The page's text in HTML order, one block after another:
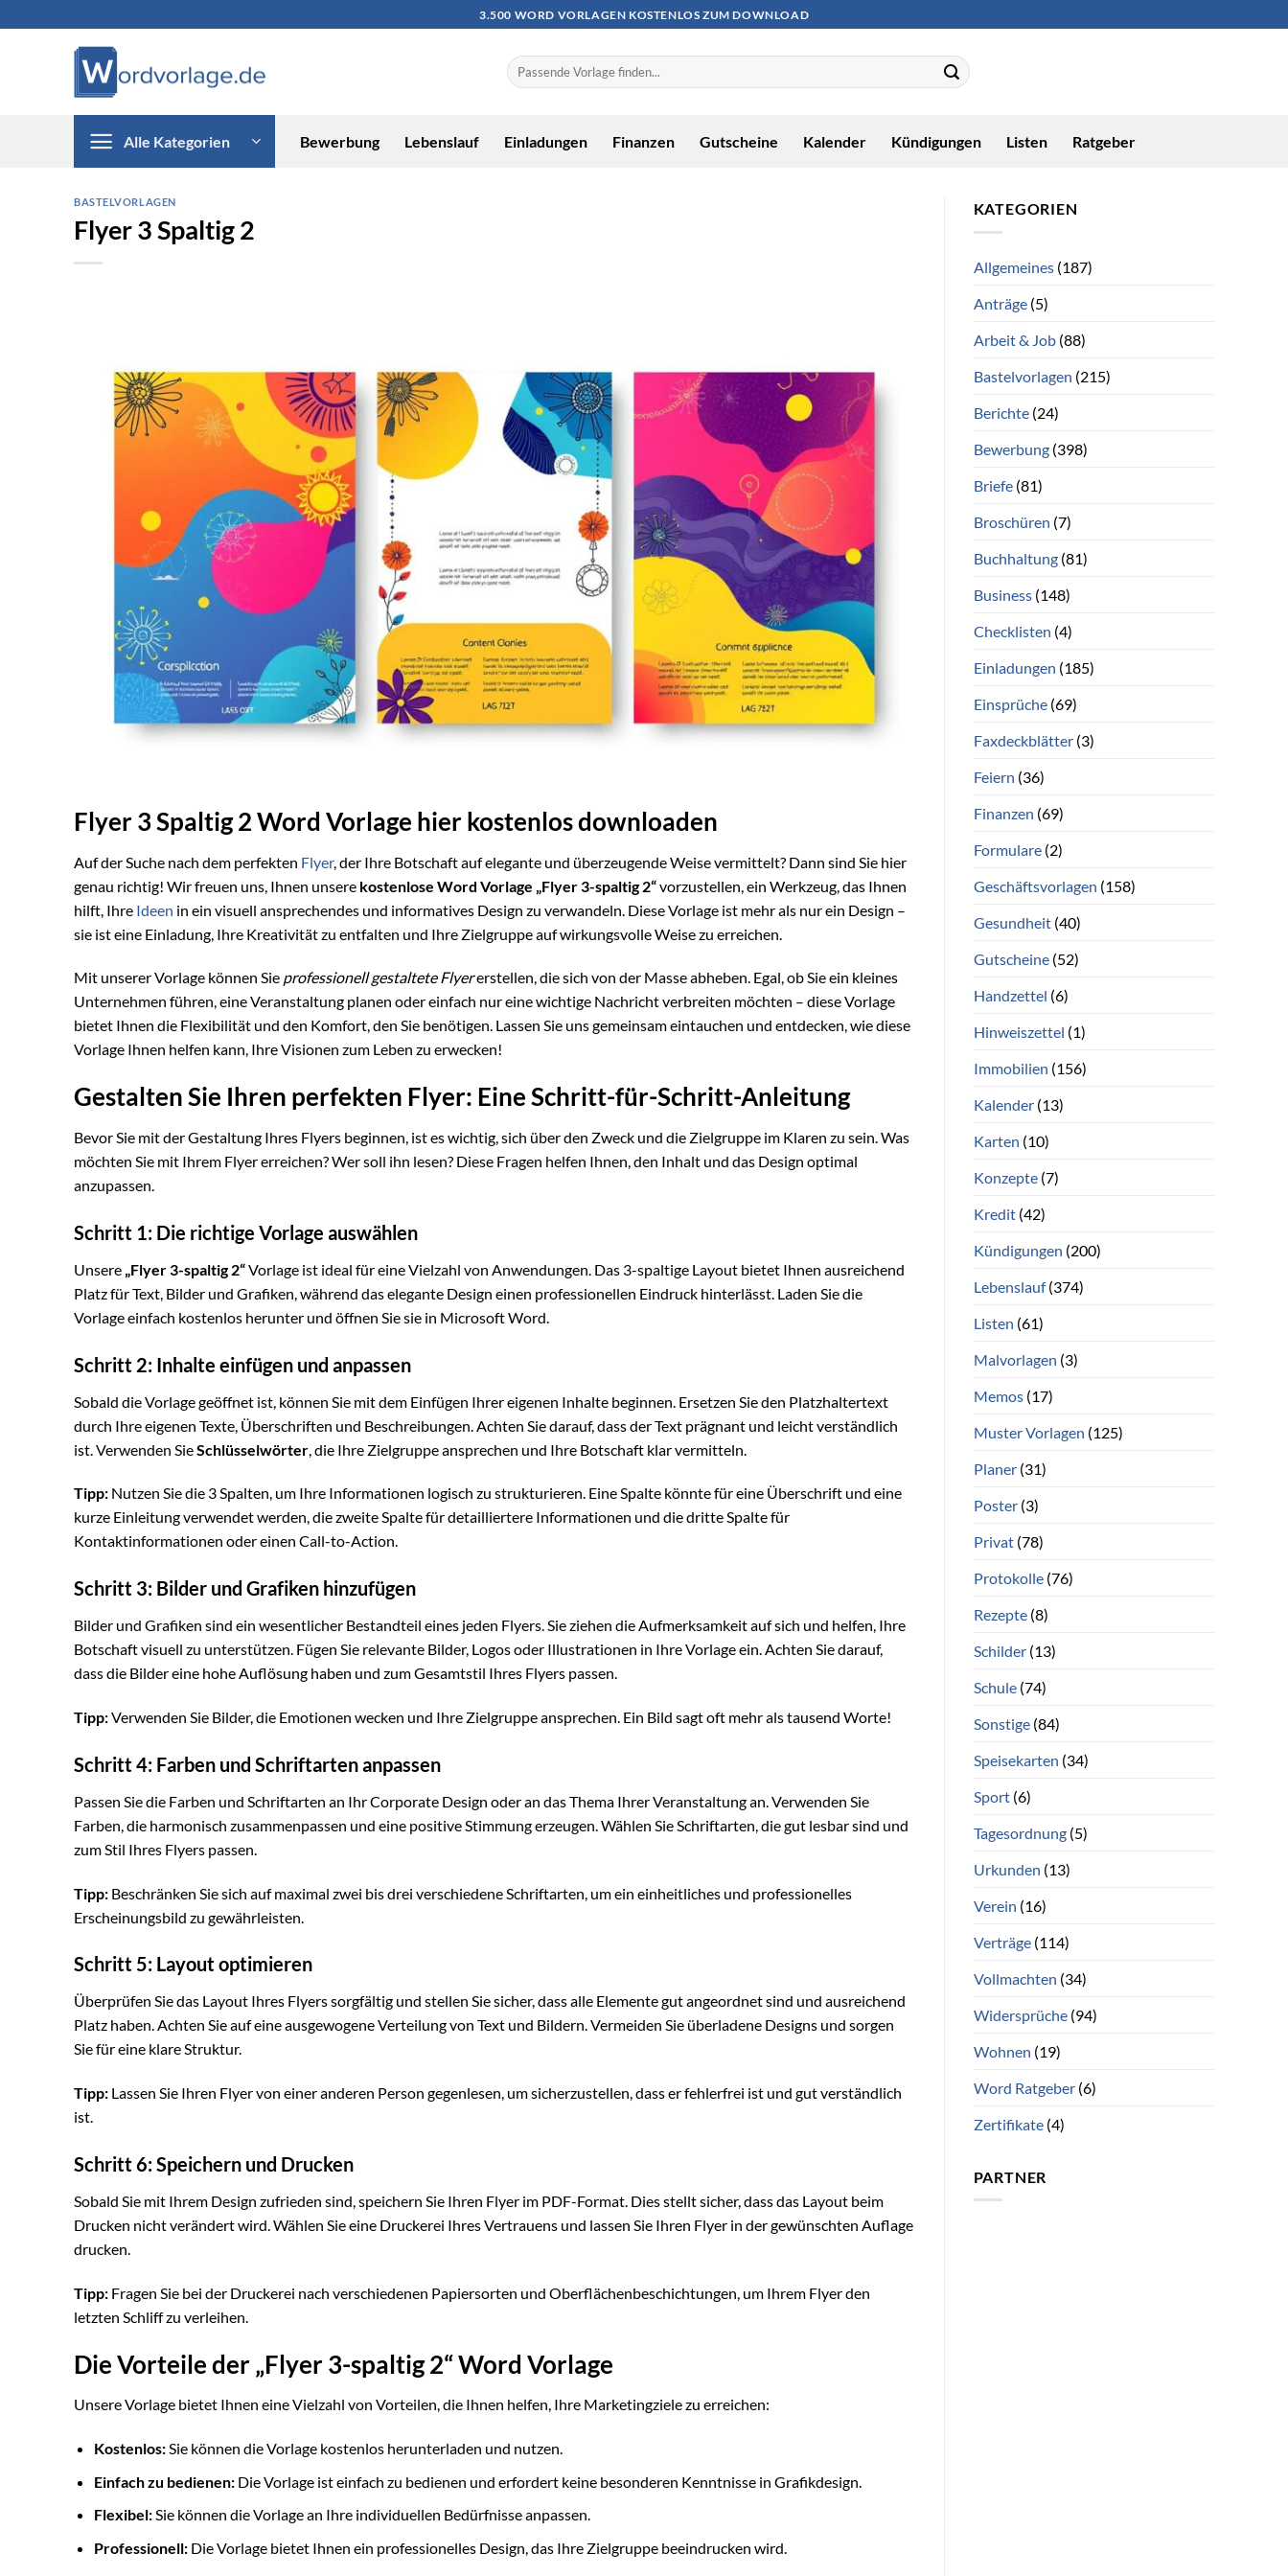
3.500 WORD VORLAGEN KOSTENLOS ZUM DOWNLOAD
Alle Kategorien Bewerbung Lebenslauf Einladungen Finanzen Gutscheine Kalender Kündigungen Listen Ratgeber
BASTELVORLAGEN
Flyer 3 Spaltig 2
Flyer 3 Spaltig 2 Word Vorlage hier kostenlos downloaden
Auf der Suche nach dem perfekten Flyer, der Ihre Botschaft auf elegante und überzeugende Weise vermittelt? Dann sind Sie hier
genau richtig! Wir freuen uns, Ihnen unsere kostenlose Word Vorlage „Flyer 3-spaltig 2“vorzustellen, ein Werkzeug, das Ihnen
hilft, Ihre Ideen in ein visuell ansprechendes und informatives Design zu verwandeln. Diese Vorlage ist mehr als nur ein Design –
sie ist eine Einladung, Ihre Kreativität zu entfalten und Ihre Zielgruppe auf wirkungsvolle Weise zu erreichen.
Mit unserer Vorlage können Sie professionell gestaltete Flyererstellen, die sich von der Masse abheben. Egal, ob Sie ein kleines
Unternehmen führen, eine Veranstaltung planen oder einfach nur eine wichtige Nachricht verbreiten möchten – diese Vorlage
bietet Ihnen die Flexibilität und den Komfort, den Sie benötigen. Lassen Sie uns gemeinsam eintauchen und entdecken, wie diese
Vorlage Ihnen helfen kann, Ihre Visionen zum Leben zu erwecken!
Gestalten Sie Ihren perfekten Flyer: Eine Schritt-für-Schritt-Anleitung
Bevor Sie mit der Gestaltung Ihres Flyers beginnen, ist es wichtig, sich über den Zweck und die Zielgruppe im Klaren zu sein. Was
möchten Sie mit Ihrem Flyer erreichen? Wer soll ihn lesen? Diese Fragen helfen Ihnen, den Inhalt und das Design optimal
anzupassen.
Schritt 1: Die richtige Vorlage auswählen
Unsere „Flyer 3-spaltig 2“Vorlage ist ideal für eine Vielzahl von Anwendungen. Das 3-spaltige Layout bietet Ihnen ausreichend
Platz für Text, Bilder und Grafiken, während das elegante Design einen professionellen Eindruck hinterlässt. Laden Sie die
Vorlage einfach kostenlos herunter und öffnen Sie sie in Microsoft Word.
Schritt 2: Inhalte einfügen und anpassen
Sobald die Vorlage geöffnet ist, können Sie mit dem Einfügen Ihrer eigenen Inhalte beginnen. Ersetzen Sie den Platzhaltertext
durch Ihre eigenen Texte, Überschriften und Beschreibungen. Achten Sie darauf, dass der Text prägnant und leicht verständlich
ist. Verwenden SieSchlüsselwörter , die Ihre Zielgruppe ansprechen und Ihre Botschaft klar vermitteln.
Tipp: Nutzen Sie die 3 Spalten, um Ihre Informationen logisch zu strukturieren. Eine Spalte könnte für eine Überschrift und eine
kurze Einleitung verwendet werden, die zweite Spalte für detailliertere Informationen und die dritte Spalte für
Kontaktinformationen oder einen Call-to-Action.
Schritt 3: Bilder und Grafiken hinzufügen
Bilder und Grafiken sind ein wesentlicher Bestandteil eines jeden Flyers. Sie ziehen die Aufmerksamkeit auf sich und helfen, Ihre
Botschaft visuell zu unterstützen. Fügen Sie relevante Bilder, Logos oder Illustrationen in Ihre Vorlage ein. Achten Sie darauf,
dass die Bilder eine hohe Auflösung haben und zum Gesamtstil Ihres Flyers passen.
Tipp:Verwenden Sie Bilder, die Emotionen wecken und Ihre Zielgruppe ansprechen. Ein Bild sagt oft mehr als tausend Worte!
Schritt 4: Farben und Schriftarten anpassen
Passen Sie die Farben und Schriftarten an Ihr Corporate Design oder an das Thema Ihrer Veranstaltung an. Verwenden Sie
Farben, die harmonisch zusammenpassen und eine positive Stimmung erzeugen. Wählen Sie Schriftarten, die gut lesbar sind und
zum Stil Ihres Flyers passen.
Tipp: Beschränken Sie sich auf maximal zwei bis drei verschiedene Schriftarten, um ein einheitliches und professionelles
Erscheinungsbild zu gewährleisten.
Schritt 5: Layout optimieren
Überprüfen Sie das Layout Ihres Flyers sorgfältig und stellen Sie sicher, dass alle Elemente gut angeordnet sind und ausreichend
Platz haben. Achten Sie auf eine ausgewogene Verteilung von Text und Bildern. Vermeiden Sie überladene Designs und sorgen
Sie für eine klare Struktur.
Tipp: Lassen Sie Ihren Flyer von einer anderen Person gegenlesen, um sicherzustellen, dass er fehlerfrei ist und gut verständlich
ist.
Schritt 6: Speichern und Drucken
Sobald Sie mit Ihrem Design zufrieden sind, speichern Sie Ihren Flyer im PDF-Format. Dies stellt sicher, dass das Layout beim
Drucken nicht verändert wird. Wählen Sie eine Druckerei Ihres Vertrauens und lassen Sie Ihren Flyer in der gewünschten Auflage
drucken.
Tipp: Fragen Sie bei der Druckerei nach verschiedenen Papiersorten und Oberflächenbeschichtungen, um Ihrem Flyer den
letzten Schliff zu verleihen.
Die Vorteile der „Flyer 3-spaltig 2“ Word Vorlage
Unsere Vorlage bietet Ihnen eine Vielzahl von Vorteilen, die Ihnen helfen, Ihre Marketingziele zu erreichen:
Kostenlos:Sie können die Vorlage kostenlos herunterladen und nutzen.
Einfach zu bedienen:Die Vorlage ist einfach zu bedienen und erfordert keine besonderen Kenntnisse in Grafikdesign.
Flexibel:Sie können die Vorlage an Ihre individuellen Bedürfnisse anpassen.
Professionell:Die Vorlage bietet Ihnen ein professionelles Design, das Ihre Zielgruppe beeindrucken wird.
KATEGORIEN
Allgemeines(187)
Anträge(5)
Arbeit & Job(88)
Bastelvorlagen (215)
Berichte(24)
Bewerbung(398)
Briefe(81)
Broschüren (7)
Buchhaltung(81)
Business(148)
Checklisten (4)
Einladungen (185)
Einsprüche(69)
Faxdeckblätter(3)
Feiern (36)
Finanzen (69)
Formulare(2)
Geschäftsvorlagen (158)
Gesundheit(40)
Gutscheine(52)
Handzettel (6)
Hinweiszettel (1)
Immobilien (156)
Kalender(13)
Karten (10)
Konzepte(7)
Kredit(42)
Kündigungen (200)
Lebenslauf(374)
Listen (61)
Malvorlagen (3)
Memos(17)
Muster Vorlagen (125)
Planer(31)
Poster(3)
Privat(78)
Protokolle(76)
Rezepte(8)
Schilder(13)
Schule(74)
Sonstige(84)
Speisekarten (34)
Sport(6)
Tagesordnung(5)
Urkunden (13)
Verein (16)
Verträge(114)
Vollmachten (34)
Widersprüche(94)
Wohnen (19)
Word Ratgeber(6)
Zertifikate(4)
PARTNER